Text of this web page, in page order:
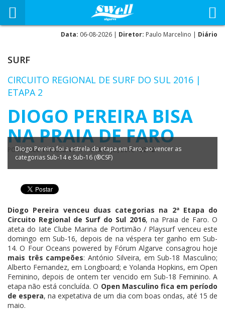
Data: 06-08-2026 | Diretor: Paulo Marcelino | Diário
SURF
CIRCUITO REGIONAL DE SURF DO SUL 2016 |
ETAPA 2
DIOGO PEREIRA BISA
NA PRAIA DE FARO
PORPAULO MARCELINOEM13 MARÇO, 2016 - 22:42
Diogo Pereira foi a estrela da etapa em Faro, ao vencer as
categorias Sub-14 e Sub-16 (®CSF)
Diogo Pereira venceu duas categorias na 2ª Etapa do
Circuito Regional de Surf do Sul 2016, na Praia de Faro. O
ateta do Iate Clube Marina de Portimão / Playsurf venceu este
domingo em Sub-16, depois de na véspera ter ganho em Sub-
14. O Four Oceans powered by Fórum Algarve consagrou hoje
mais três campeões: António Silveira, em Sub-18 Masculino;
Alberto Fernandez, em Longboard; e Yolanda Hopkins, em Open
Feminino, depois de ontem ter vencido em Sub-18 Feminino. A
etapa não está concluída. O Open Masculino fica em período
de espera, na expetativa de um dia com boas ondas, até 15 de
maio.